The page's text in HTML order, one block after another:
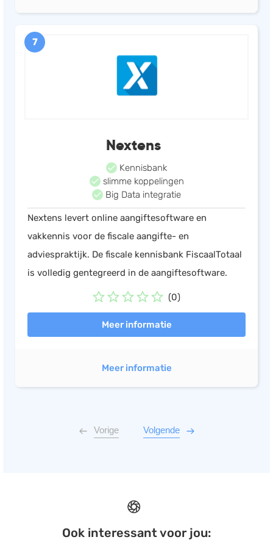
7
Nextens
Kennisbank
slimme koppelingen
Big Data integratie
Nextens levert online aangiftesoftware en
vakkennis voor de fiscale aangifte- en
adviespraktijk. De fiscale kennisbank FiscaalTotaal
is volledig gentegreerd in de aangiftesoftware.
(0)
Meer informatie
Meer informatie
Vorige Volgende
Ook interessant voor jou: